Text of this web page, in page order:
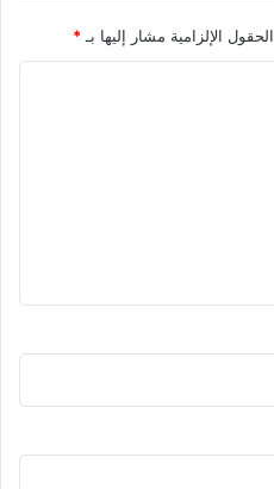
الحقول الإلزامية مشار إليها بـ *